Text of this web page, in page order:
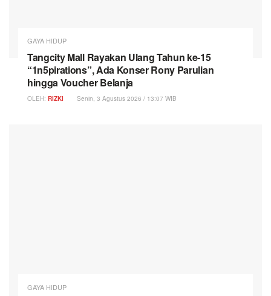
GAYA HIDUP
Tangcity Mall Rayakan Ulang Tahun ke-15
“1n5pirations”, Ada Konser Rony Parulian
hingga Voucher Belanja
OLEH: RIZKI Senin, 3 Agustus 2026 / 13:07 WIB
GAYA HIDUP